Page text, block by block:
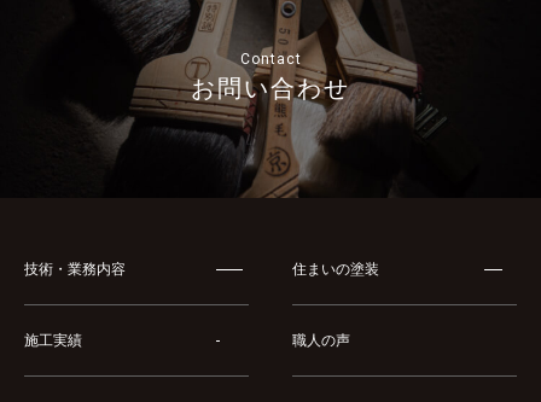
Contact
お問い合わせ
技術・業務内容 住まいの塗装
施工実績 職人の声